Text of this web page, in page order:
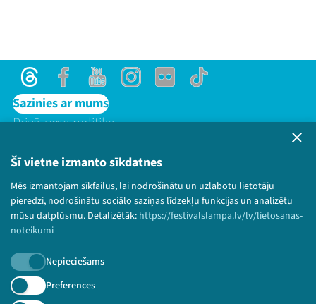
Šī vietne izmanto sīkdatnes
Mēs izmantojam sīkfailus, lai nodrošinātu un uzlabotu lietotāju
pieredzi, nodrošinātu sociālo saziņas līdzekļu funkcijas un analizētu
mūsu datplūsmu. Detalizētāk: https://festivalslampa.lv/lv/lietosanas-
noteikumi
Nepieciešams
Preferences
ThreadsFacebookYoutubeInstagram
Flick TikTok
Sazinies ar mums
Privātuma politika
Bērnu aizsardzības politika
© 2026 Sarunu festivāls LAMPA Visas tiesības
paturētas.
Piesakies jaunumiem!
Nepalaid garām aktuālāko informāciju!